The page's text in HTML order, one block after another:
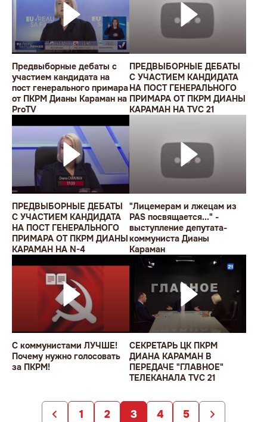
Предвыборные дебаты с
участием кандидата на
пост генерального примара
от ПКРМ Дианы Караман на
ProTV
ПРЕДВЫБОРНЫЕ ДЕБАТЫ
С УЧАСТИЕМ КАНДИДАТА
НА ПОСТ ГЕНЕРАЛЬНОГО
ПРИМАРА ОТ ПКРМ ДИАНЫ
КАРАМАН НА TVC 21
ПРЕДВЫБОРНЫЕ ДЕБАТЫ
С УЧАСТИЕМ КАНДИДАТА
НА ПОСТ ГЕНЕРАЛЬНОГО
ПРИМАРА ОТ ПКРМ ДИАНЫ
КАРАМАН НА N-4
"Лицемерам и лжецам из
PAS посвящается..." -
выступление депутата-
коммуниста Дианы
Караман
С коммунистами ЛУЧШЕ!
Почему нужно голосовать
за ПКРМ!
СЕКРЕТАРЬ ЦК ПКРМ
ДИАНА КАРАМАН В
ПЕРЕДАЧЕ "ГЛАВНОЕ"
ТЕЛЕКАНАЛА TVC 21
1 2 3 4 5